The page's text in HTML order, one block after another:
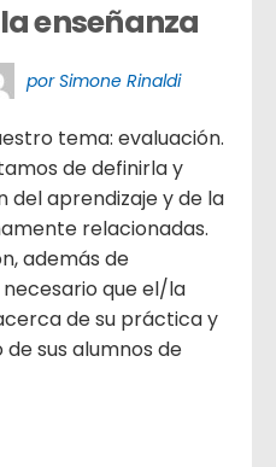
enseñanza
por Simone Rinaldi
tema: evaluación.
de definirla y
del aprendizaje y de la
relacionadas.
además de
que el/la
de su práctica y
sus alumnos de